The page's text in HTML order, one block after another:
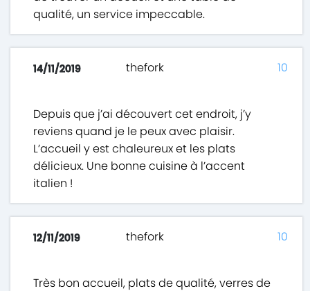
qualité, un service impeccable.
14/11/2019 thefork
Depuis que j’ai découvert cet endroit, j’y
reviens quand je le peux avec plaisir.
L’accueil y est chaleureux et les plats
délicieux. Une bonne cuisine à l’accent
italien !
10
12/11/2019 thefork
Très bon accueil, plats de qualité, verres de
10